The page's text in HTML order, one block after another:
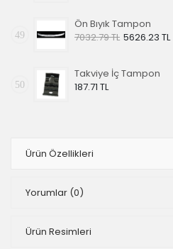
49
Ön Bıyık Tampon
7032.79 TL 5626.23 TL
50
Takviye İç Tampon
187.71 TL
Ürün Özellikleri
Yorumlar (0)
Ürün Resimleri